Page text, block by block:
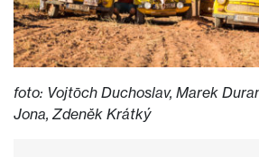
foto: Vojtōch Duchoslav, Marek
Jona, Zdeněk Krátký